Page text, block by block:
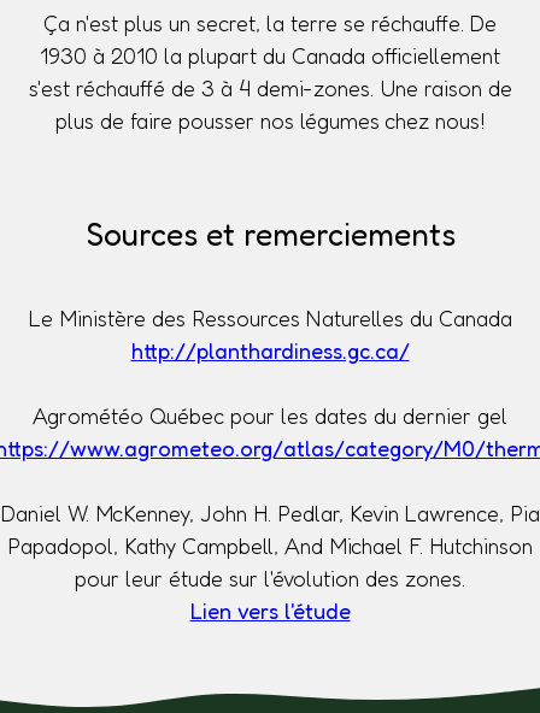
Ça n'est plus un secret, la terre se réchauffe. De
1930 à 2010 la plupart du Canada officiellement
s'est réchauffé de 3 à 4 demi-zones. Une raison de
plus de faire pousser nos légumes chez nous!
Sources et remerciements
Le Ministère des Ressources Naturelles du Canada
http://planthardiness.gc.ca/
Agrométéo Québec pour les dates du dernier gel
www.agrometeo.org/atlas/category/M0/
Daniel W. McKenney, John H. Pedlar, Kevin Lawrence, Pia
Papadopol, Kathy Campbell, And Michael F. Hutchinson
pour leur étude sur l'évolution des zones.
Lien vers l'étude